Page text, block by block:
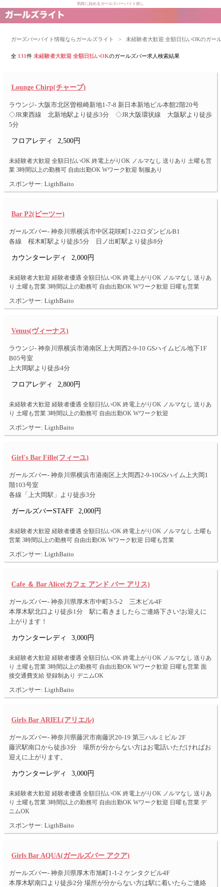
気軽に始めるガールズバーバイト探し
ガーズバーバイト情報ならガールズライト > 未経験者大歓迎 全額日払いOKのガー
全 131件未経験者大歓迎 全額日払いOKのガールズバー求人検索結果
Lounge Chirp(チャープ)
ラウンジ- 大阪市北区曽根崎新地1-7-8 新日本新地ビル本館2階20号
◇JR東西線 北新地駅より徒歩3分 ◇JR大阪環状線 大阪駅より徒歩
5分
フロアレディ 2,500円
未経験者大歓迎 全額日払いOK 終電上がりOK ノルマなし 送りあり 土曜も営
業 3時間以上の勤務可 自由出勤OK Wワーク歓迎 制服あり
スポンサー: LigthBaito
Bar P2(ピーツー)
ガールズバー- 神奈川県横浜市中区花咲町1-22ロダンビルB1
各線 桜木町駅より徒歩5分 日ノ出町駅より徒歩8分
カウンターレディ 2,000円
未経験者大歓迎 経験者優遇 全額日払いOK 終電上がりOK ノルマなし 送りあ
り 土曜も営業 3時間以上の勤務可 自由出勤OK Wワーク歓迎 日曜も営業
スポンサー: LigthBaito
Venus(ヴィーナス)
ラウンジ- 神奈川県横浜市港南区上大岡西2-9-10 GSハイムビル地下1F
B05号室
上大岡駅より徒歩4分
フロアレディ 2,800円
未経験者大歓迎 経験者優遇 全額日払いOK 終電上がりOK ノルマなし 送りあ
り 土曜も営業 3時間以上の勤務可 自由出勤OK Wワーク歓迎
スポンサー: LigthBaito
Girl's Bar Fille(フィーユ)
ガールズバー- 神奈川県横浜市港南区上大岡西2-9-10GSハイム上大岡1
階103号室
各線「上大岡駅」より徒歩3分
ガールズバーSTAFF 2,000円
未経験者大歓迎 経験者優遇 全額日払いOK 終電上がりOK ノルマなし 土曜も
営業 3時間以上の勤務可 自由出勤OK Wワーク歓迎 日曜も営業
スポンサー: LigthBaito
Cafe ＆ Bar Alice(カフェ アンド バー アリス)
ガールズバー- 神奈川県厚木市中町3-5-2 三木ビル4F
本厚木駅北口より徒歩1分 駅に着きましたらご連絡下さい!お迎えに
上がります！
カウンターレディ 3,000円
未経験者大歓迎 経験者優遇 全額日払いOK 終電上がりOK ノルマなし 送りあ
り 土曜も営業 3時間以上の勤務可 自由出勤OK Wワーク歓迎 日曜も営業 面
接交通費支給 登録制あり デニムOK
スポンサー: LigthBaito
Girls Bar ARIEL(アリエル)
ガールズバー- 神奈川県藤沢市南藤沢20-19 第三ハルミビル 2F
藤沢駅南口から徒歩3分 場所が分からない方はお電話いただければお
迎えに上がります。
カウンターレディ 3,000円
未経験者大歓迎 経験者優遇 全額日払いOK 終電上がりOK ノルマなし 送りあ
り 土曜も営業 3時間以上の勤務可 自由出勤OK Wワーク歓迎 日曜も営業 デ
ニムOK
スポンサー: LigthBaito
Girls Bar AQUA(ガールズバー アクア)
ガールズバー- 神奈川県厚木市旭町1-1-2 ケンタクビル4F
本厚木駅南口より徒歩2分 場所が分からない方は駅に着いたらご連絡